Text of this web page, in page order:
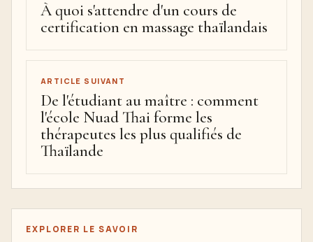
À quoi s'attendre d'un cours de
certification en massage thaïlandais
ARTICLE SUIVANT
De l'étudiant au maître : comment
l'école Nuad Thai forme les
thérapeutes les plus qualifiés de
Thaïlande
EXPLORER LE SAVOIR